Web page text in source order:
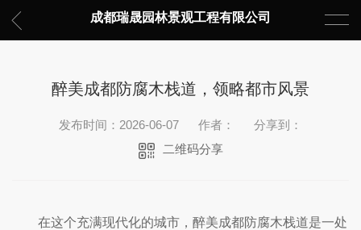
成都瑞晟园林景观工程有限公司
醉美成都防腐木栈道，领略都市风景
发布时间：2026-06-07 作者：
分享到：
二维码分享
在这个充满现代化的城市，醉美成都防腐木栈道是一处